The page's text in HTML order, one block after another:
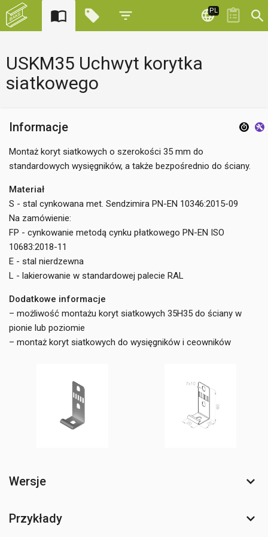
PL
USKM35 Uchwyt korytka
siatkowego
Informacje
Montaż koryt siatkowych o szerokości 35 mm do
standardowych wysięgników, a także bezpośrednio do ściany.
Materiał
S - stal cynkowana met. Sendzimira PN-EN 10346:2015-09
Na zamówienie:
FP - cynkowanie metodą cynku płatkowego PN-EN ISO
10683:2018-11
E - stal nierdzewna
L - lakierowanie w standardowej palecie RAL
Dodatkowe informacje
– możliwość montażu koryt siatkowych 35H35 do ściany w
pionie lub poziomie
– montaż koryt siatkowych do wysięgników i ceowników
Wersje
Przykłady